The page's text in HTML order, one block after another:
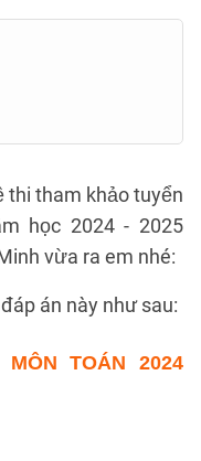
thi tham khảo tuyển
học 2024 - 2025
vừa ra em nhé:
án này như sau:
TOÁN 2024